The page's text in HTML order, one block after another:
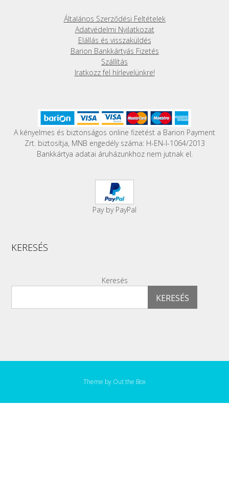
Általános Szerződési Feltételek
Adatvédelmi Nyilatkozat
Elállás és visszaküldés
Barion Bankkártyás Fizetés
Szállítás
Iratkozz fel hírlevelünkre!
A kényelmes és biztonságos online fizetést a Barion Payment
Zrt. biztosítja, MNB engedély száma: H-EN-I-1064/2013
Bankkártya adatai áruházunkhoz nem jutnak el.
Pay by PayPal
KERESÉS
Keresés
KERESÉS
Theme by Out the Box